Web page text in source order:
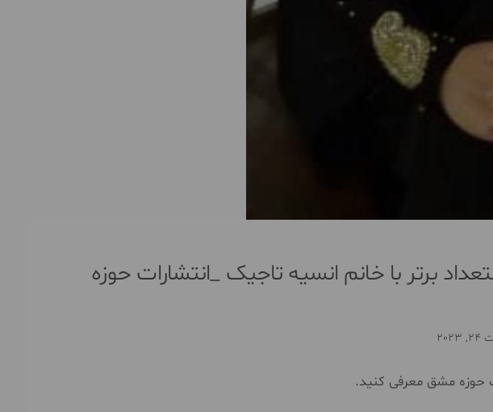
برتر با خانم انسیه تاجیک _انتشارات حوزه
حوزه مشق معرفی کنید.